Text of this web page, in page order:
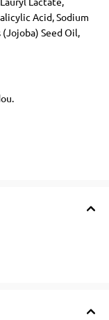
Acid, Sodium
Seed Oil,